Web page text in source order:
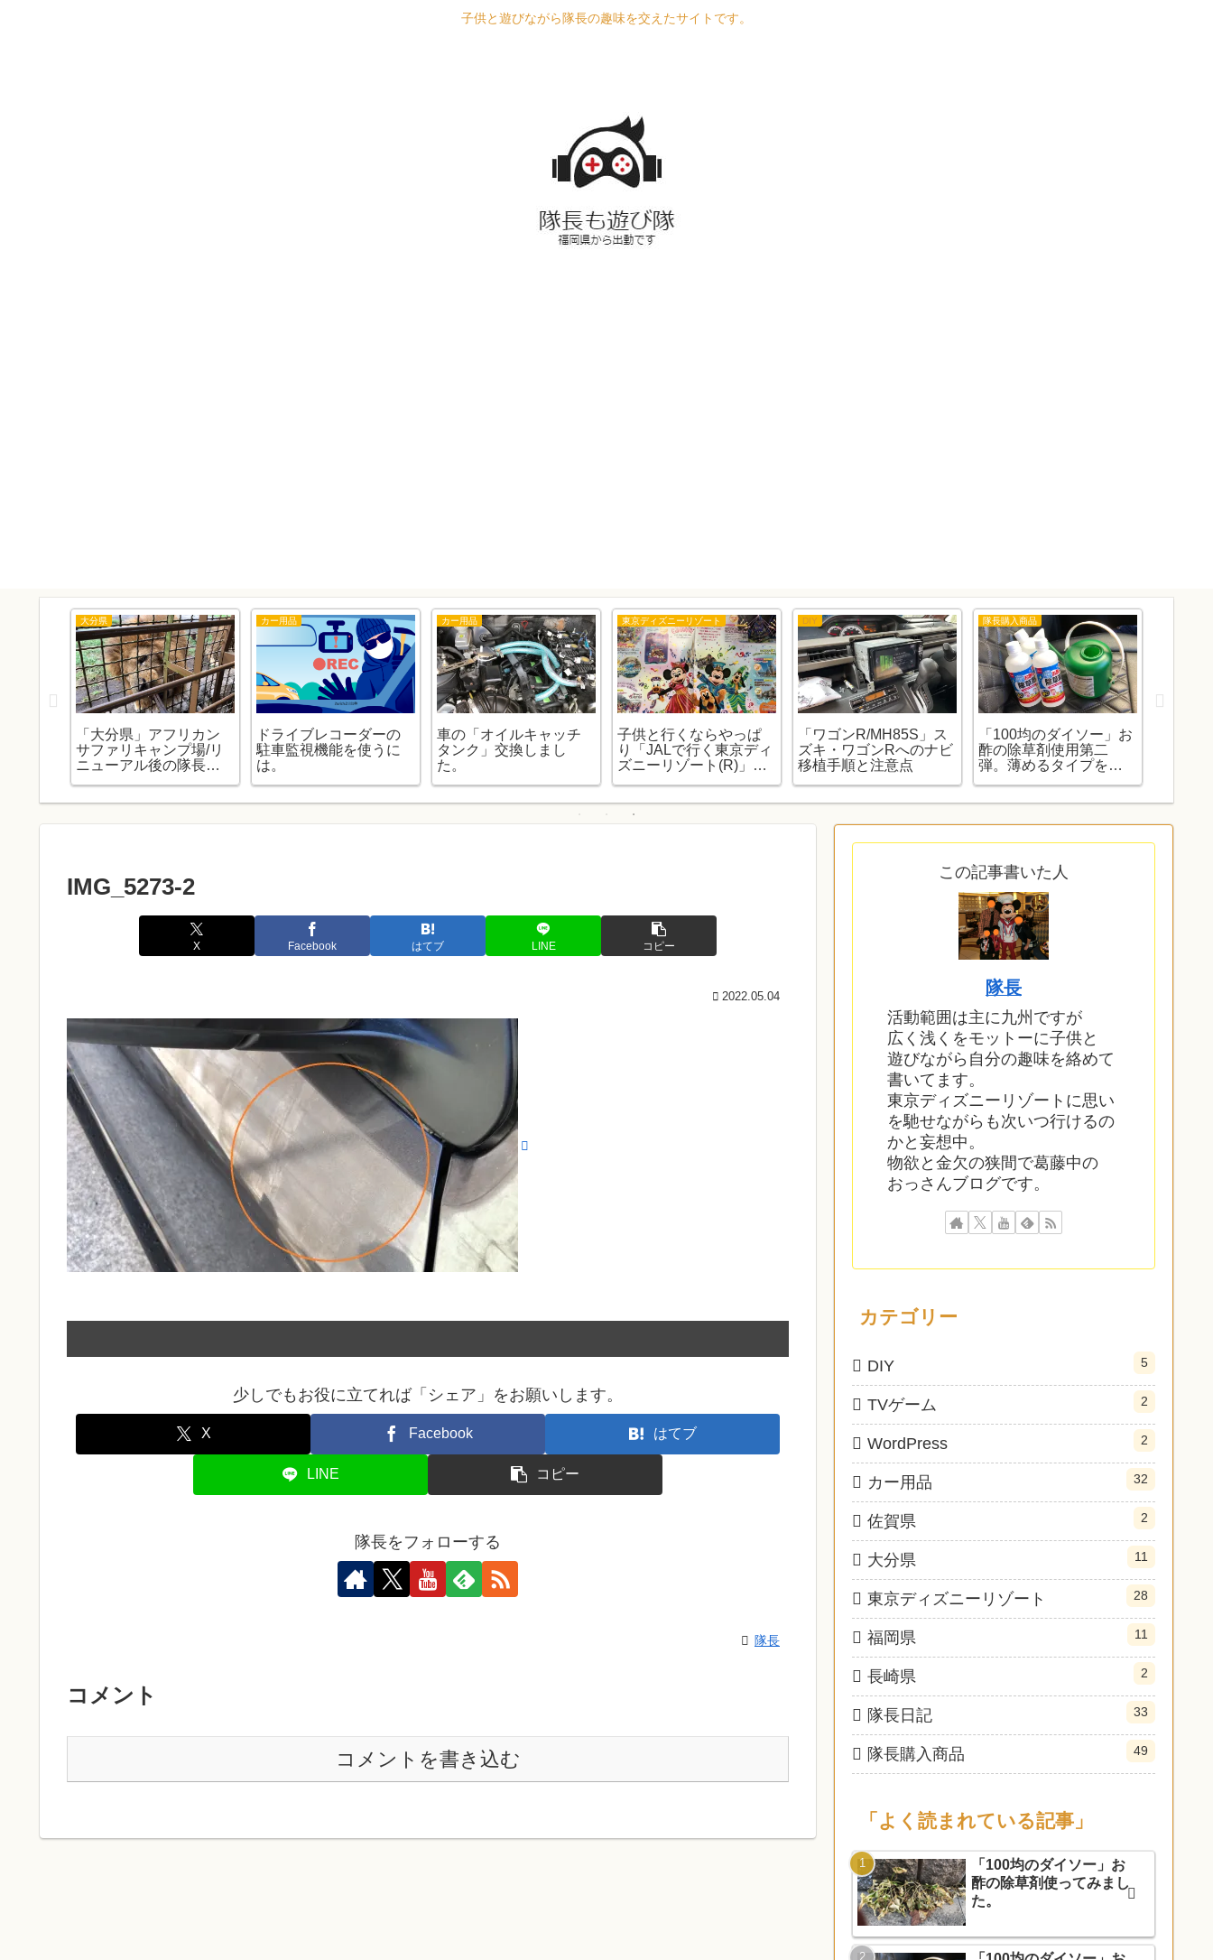
子供と遊びながら隊長の趣味を交えたサイトです。
大分県
「大分県」アフリカン
サファリキャンプ場/リ
ニューアル後の隊長再
カー用品
ドライブレコーダーの
駐車監視機能を使うに
は。
カー用品
車の「オイルキャッチ
タンク」交換しまし
た。
東京ディズニーリゾート
子供と行くならやっぱ
り「JALで行く東京ディ
ズニーリゾート(R)」の
DIY
「ワゴンR/MH85S」ス
ズキ・ワゴンRへのナビ
移植手順と注意点
隊長購入商品
「100均のダイソー」お
酢の除草剤使用第二
弾。薄めるタイプを使
IMG_5273-2
X Facebook はてブ LINE コピー
2022.05.04
少しでもお役に立てれば「シェア」をお願いします。
X Facebook はてブ
LINE コピー
隊長をフォローする
隊長
コメント
コメントを書き込む
この記事書いた人
隊長
活動範囲は主に九州ですが
広く浅くをモットーに子供と
遊びながら自分の趣味を絡めて
書いてます。
東京ディズニーリゾートに思い
を馳せながらも次いつ行けるの
かと妄想中。
物欲と金欠の狭間で葛藤中の
おっさんブログです。
カテゴリー
DIY 5
TVゲーム 2
WordPress 2
カー用品 32
佐賀県 2
大分県 11
東京ディズニーリゾート 28
福岡県 11
長崎県 2
隊長日記 33
隊長購入商品 49
「よく読まれている記事」
「100均のダイソー」お
酢の除草剤使ってみまし
た。